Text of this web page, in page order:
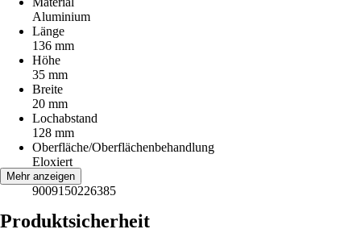
Aluminium
Länge
136 mm
Höhe
35 mm
Breite
20 mm
Lochabstand
128 mm
Oberfläche/Oberflächenbehandlung
Eloxiert
EAN
9009150226385
Mehr anzeigen
Produktsicherheit